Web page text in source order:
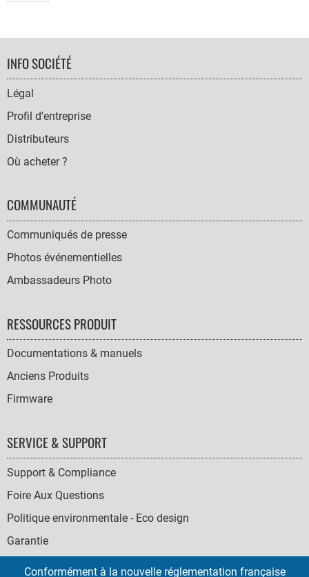
FOOTER
NAVIGATION
INFO SOCIÉTÉ
Légal
Profil d'entreprise
Distributeurs
Où acheter ?
COMMUNAUTÉ
Communiqués de presse
Photos événementielles
Ambassadeurs Photo
RESSOURCES PRODUIT
Documentations & manuels
Anciens Produits
Firmware
SERVICE & SUPPORT
Support & Compliance
Foire Aux Questions
Politique environmentale - Eco design
Garantie
Conformément à la nouvelle réglementation française